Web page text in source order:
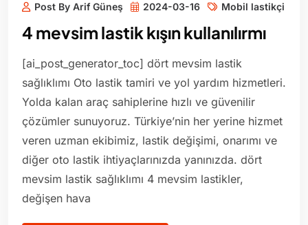
Post By Arif Güneş 2024-03-16 Mobil lastikçi
4 mevsim lastik kışın kullanılırmı
[ai_post_generator_toc] dört mevsim lastik
sağlıklımı Oto lastik tamiri ve yol yardım hizmetleri.
Yolda kalan araç sahiplerine hızlı ve güvenilir
çözümler sunuyoruz. Türkiye’nin her yerine hizmet
veren uzman ekibimiz, lastik değişimi, onarımı ve
diğer oto lastik ihtiyaçlarınızda yanınızda. dört
mevsim lastik sağlıklımı 4 mevsim lastikler,
değişen hava